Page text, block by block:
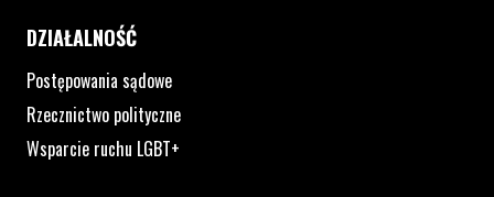
DZIAŁALNOŚĆ
Postępowania sądowe
Rzecznictwo polityczne
Wsparcie ruchu LGBT+